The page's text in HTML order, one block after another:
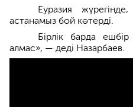
Еуразия
астанамыз бой көтерді.
Бірлік барда
алмас», — деді Назарбаев.